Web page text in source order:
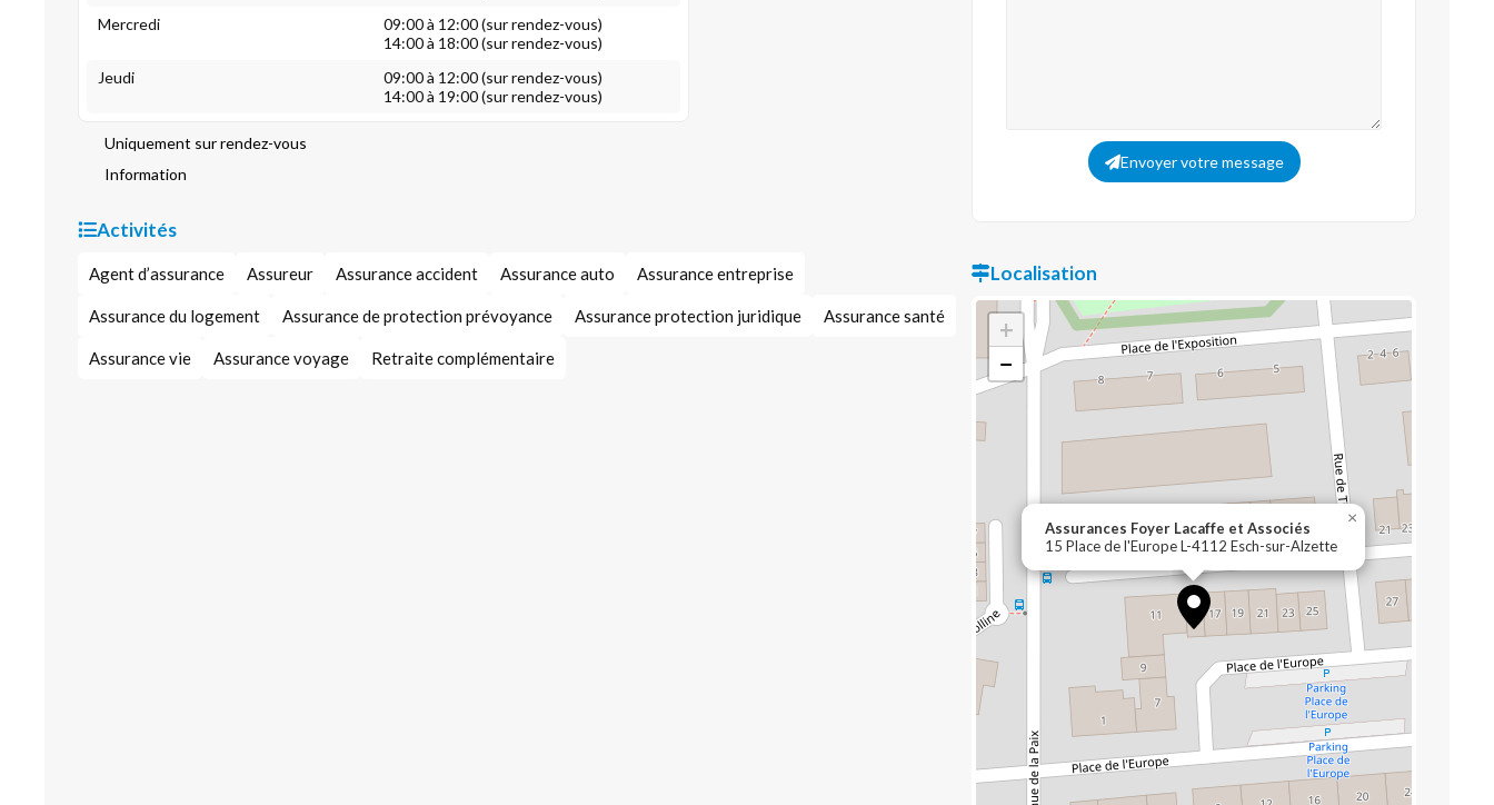
Mercredi
09:00 à 12:00 (sur rendez-vous)
14:00 à 18:00 (sur rendez-vous)
Jeudi
09:00 à 12:00 (sur rendez-vous)
14:00 à 19:00 (sur rendez-vous)
Uniquement sur rendez-vous
Information
Activités
Agent d’assurance Assureur Assurance accident Assurance auto Assurance entreprise
Assurance du logement Assurance de protection prévoyance Assurance protection juridique Assurance santé
Assurance vie Assurance voyage Retraite complémentaire
Envoyer votre message
Localisation
Assurances Foyer Lacaffe et Associés
15 Place de l'Europe L-4112 Esch-sur-Alzette
×
+
−